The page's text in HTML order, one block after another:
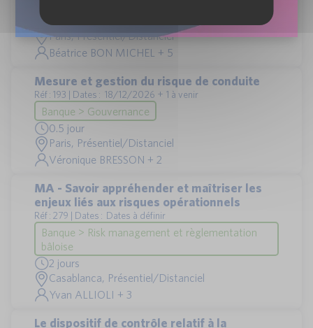
Paris, Présentiel/Distanciel
Béatrice BON MICHEL + 5
Mesure et gestion du risque de conduite
Réf : 193 | Dates : 18/12/2026 + 1 à venir
Banque > Gouvernance
0.5 jour
Paris, Présentiel/Distanciel
Véronique BRESSON + 2
MA - Savoir appréhender et maîtriser les
enjeux liés aux risques opérationnels
Réf : 279 | Dates : Dates à définir
Banque > Risk management et règlementation
bâloise
2 jours
Casablanca, Présentiel/Distanciel
Yvan ALLIOLI + 3
Le dispositif de contrôle relatif à la